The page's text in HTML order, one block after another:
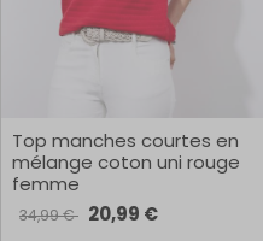
Top manches courtes en
mélange coton uni rouge
femme
34,99 € 20,99 €